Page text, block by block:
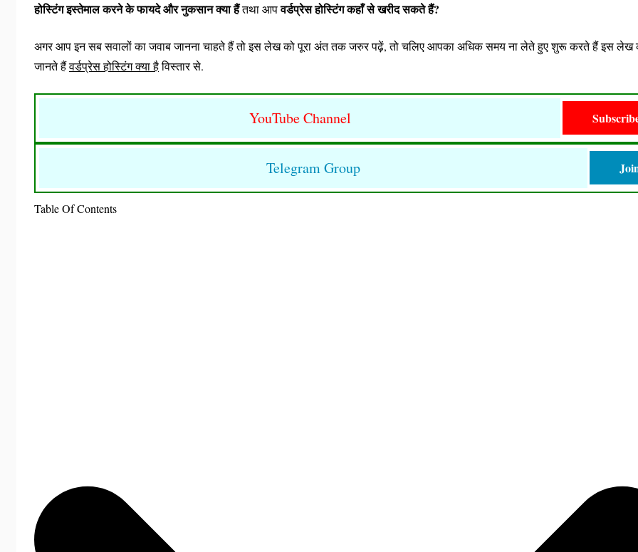
होस्टिंग इस्तेमाल करने के फायदे और नुकसान क्या हैंतथा आपवर्डप्रेस होस्टिंग कहाँ से खरीद सकते हैं?
अगर आप इन सब सवालों का जवाब जानना चाहते हैं तो इस लेख को पूरा अंत तक जरुर पढ़ें, तो चलिए आपका अधिक समय ना लेते हुए शुरू करते हैं इस लेख
जानते हैंवर्डप्रेस होस्टिंग क्या हैविस्तार से.
YouTube Channel
Telegram Group
Table Of Contents